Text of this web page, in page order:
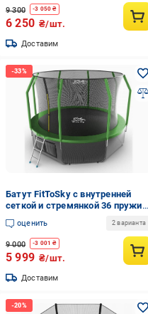
9 300 -3 050 ₴
6 250 ₴/шт.
Доставим
Батут FitToSky с внутренней
сеткой и стремянкой 36 пружин
183 см Зеленый (10010304)
оценить 2 варианта
9 000 -3 001 ₴
5 999 ₴/шт.
Доставим